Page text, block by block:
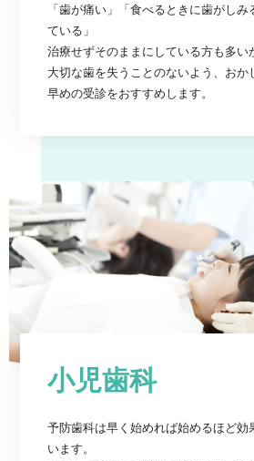
「歯が痛い」「食べるときに歯がし
ている」
治療せずそのままにしている方も多い
大切な歯を失うことのないよう、おか
早めの受診をおすすめします。
小児歯科
予防歯科は早く始めれば始めるほど効
います。